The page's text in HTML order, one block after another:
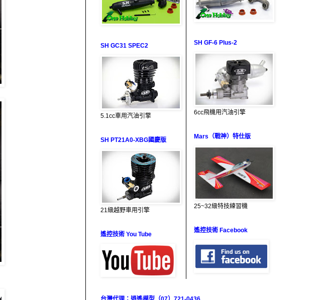
SH GC31 SPEC2
5.1cc車用汽油引擎
SH PT21A0-XBG國慶版
21級越野車用引擎
遙控技術 You Tube
SH GF-6 Plus-2
6cc飛機用汽油引擎
Mars（戰神）特仕版
25~32級特技練習機
遙控技術 Facebook